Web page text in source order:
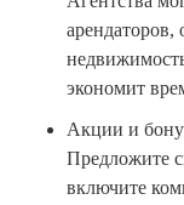
арендаторов,
экономит
Акции и
Предложите
включите